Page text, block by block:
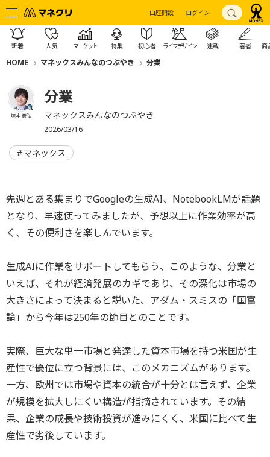
口座開設 ログイン
新着 人気 マーケット 特集 初心者 ライフデザイン 連載 著者 商
HOME マネックスみんなのつぶやき 分業
塚本 憲弘
分業
マネックスみんなのつぶやき
2026/03/16
マネックス
先週とある集まりでGoogleの生成AI、NotebookLMが話題
となり、早速使ってみましたが、予想以上に作業効率が高
く、その便利さを楽しんでいます。
生成AIに作業をサポートしてもらう、このような、分業と
いえば、それが経済発展のカギであり、その深化は市場の
大きさによって決まると説いた、アダム・スミスの「国富
論」から今年は250年の節目とのことです。
実際、巨大な単一市場と発達した資本市場を持つ米国が生
産性で優位に立つ背景には、このメカニズムがあります。
一方、欧州では市場や資本の統合が十分とは言えず、企業
が規模を拡大しにくい構造が指摘されています。その結
果、企業の成長や技術投資が進みにくく、米国に比べて生
産性で劣後しています。